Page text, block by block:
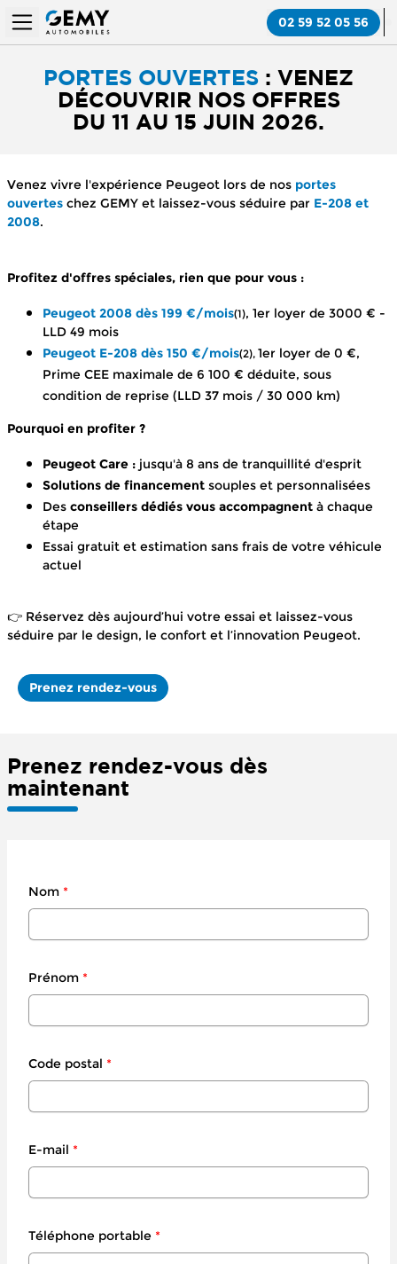
02 59 52 05 56
PORTES OUVERTES : VENEZ
DÉCOUVRIR NOS OFFRES
DU 11 AU 15 JUIN 2026.
Venez vivre l'expérience Peugeot lors de nos portes
ouvertes chez GEMY et laissez-vous séduire par E-208 et
2008.
Profitez d'offres spéciales, rien que pour vous :
Peugeot 2008 dès 199 €/mois(1), 1er loyer de 3000 € -
LLD 49 mois
Peugeot E-208 dès 150 €/mois(2), 1er loyer de 0 €,
Prime CEE maximale de 6 100 € déduite, sous
condition de reprise (LLD 37 mois / 30 000 km)
Pourquoi en profiter ?
Peugeot Care : jusqu'à 8 ans de tranquillité d'esprit
Solutions de financement souples et personnalisées
Des conseillers dédiés vous accompagnent à chaque
étape
Essai gratuit et estimation sans frais de votre véhicule
actuel
👉 Réservez dès aujourd’hui votre essai et laissez-vous
séduire par le design, le confort et l’innovation Peugeot.
Prenez rendez-vous
Prenez rendez-vous dès
maintenant
Nom *
Prénom *
Code postal *
E-mail *
Téléphone portable *